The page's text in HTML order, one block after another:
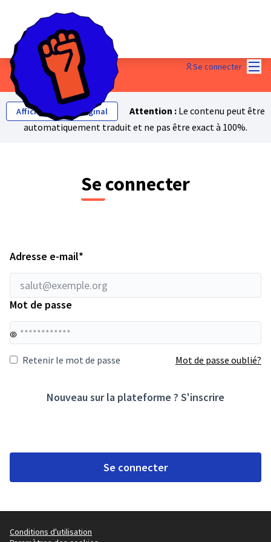
Se connecter
Afficher le texte original Attention : Le contenu peut être
automatiquement traduit et ne pas être exact à 100%.
Se connecter
Adresse e-mail*
Mot de passe
Retenir le mot de passe Mot de passe oublié?
Nouveau sur la plateforme ? S'inscrire
Se connecter
Conditions d'utilisation